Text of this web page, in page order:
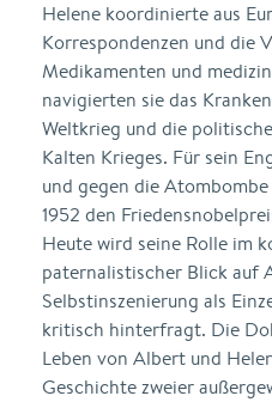
Helene koordinierte aus
Korrespondenzen und die
Medikamenten und
navigierten sie das
Weltkrieg und die
Kalten Krieges. Für sein
und gegen die
1952 den
Heute wird seine Rolle im
paternalistischer Blick auf
Selbstinszenierung als
kritisch hinterfragt. Die
Leben von Albert und
Geschichte zweier